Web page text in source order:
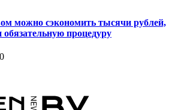
можно сэкономить тысячи рублей,
обязательную процедуру